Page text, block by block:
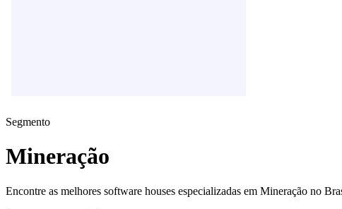
Segmento
Mineração
Encontre as melhores software houses especializadas em Mineração no